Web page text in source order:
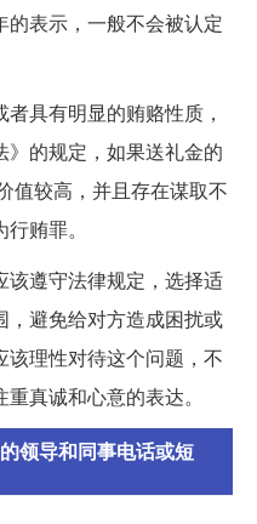
表示，一般不会被认定
具有明显的贿赂性质，
的规定，如果送礼金的
值较高，并且存在谋取不
贿罪。
该遵守法律规定，选择适
，避免给对方造成困扰或
理性对待这个问题，不
真诚和心意的表达。
领导和同事电话或短